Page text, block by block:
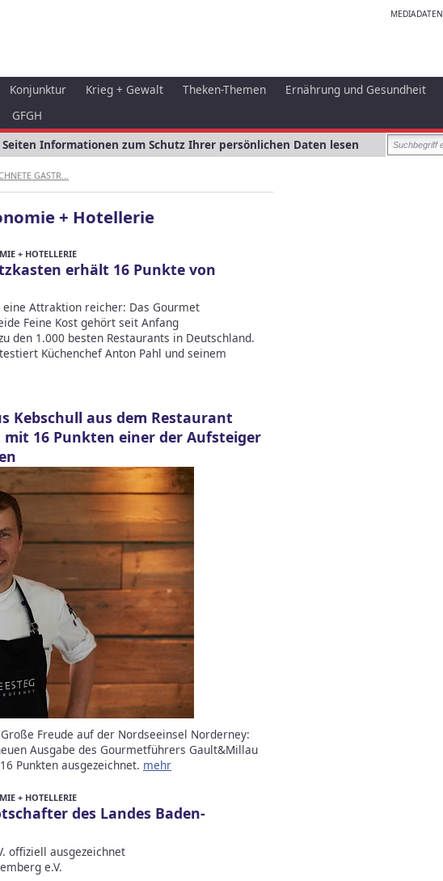
MEDIADATEN
Konjunktur Krieg + Gewalt Theken-Themen Ernährung und Gesundheit
GFGH
Informationen zum Schutz Ihrer persönlichen Daten lesen
GASTR...
+ Hotellerie
+ HOTELLERIE
erhält 16 Punkte von
Attraktion reicher: Das Gourmet
Feine Kost gehört seit Anfang
den 1.000 besten Restaurants in Deutschland.
Küchenchef Anton Pahl und seinem
Kebschull aus dem Restaurant
16 Punkten einer der Aufsteiger
Freude auf der Nordseeinsel Norderney:
Ausgabe des Gourmetführers Gault&Millau
Punkten ausgezeichnet. mehr
+ HOTELLERIE
des Landes Baden-
offiziell ausgezeichnet
e.V.